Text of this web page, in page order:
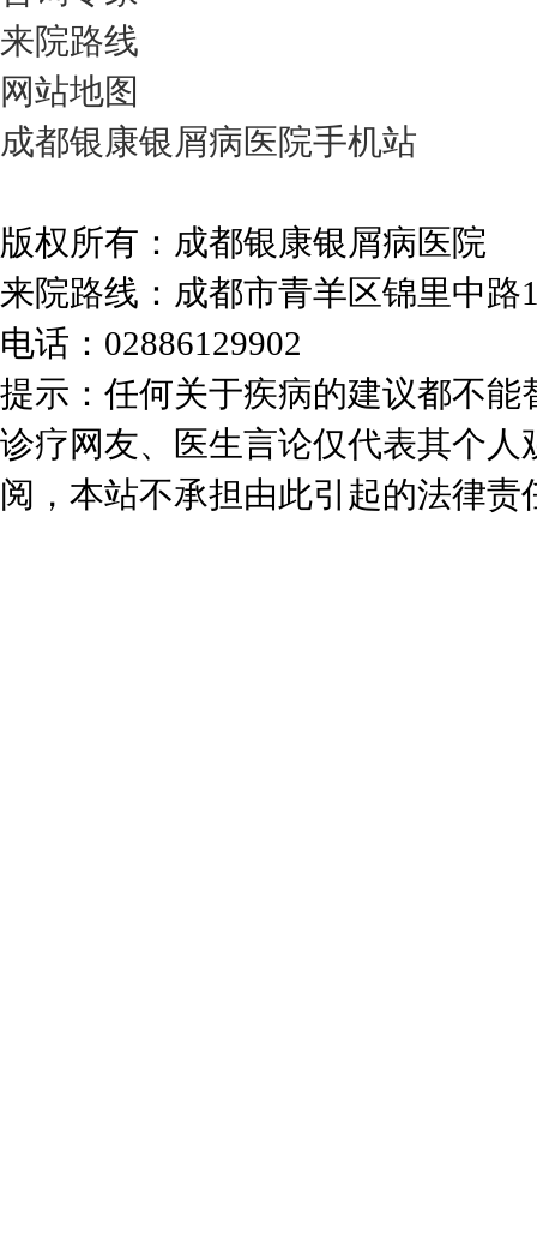
来院路线
网站地图
成都银康银屑病医院手机站
版权所有：成都银康银屑病医院
来院路线：成都市青羊区锦里中
电话：02886129902
提示：任何关于疾病的建议都不
诊疗网友、医生言论仅代表其个
阅，本站不承担由此引起的法律责